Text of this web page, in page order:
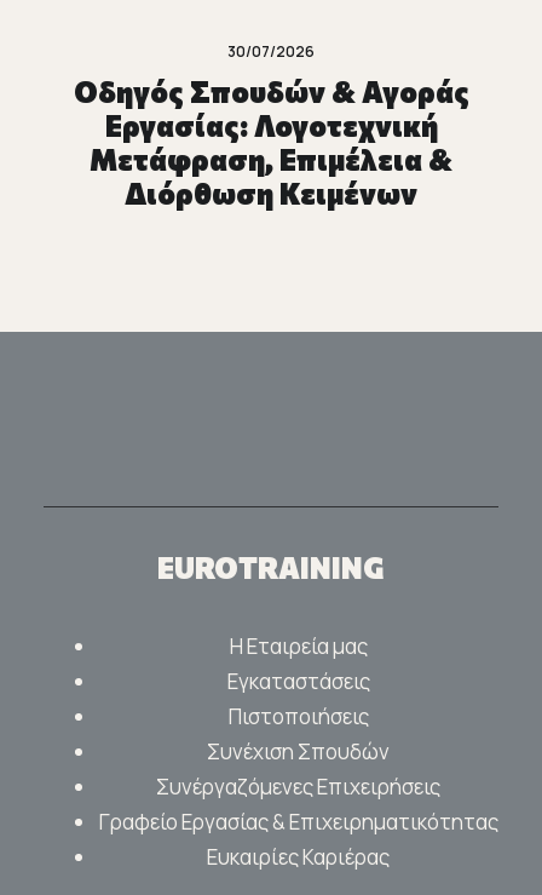
30/07/2026
Οδηγός Σπουδών & Αγοράς
Εργασίας: Λογοτεχνική
Μετάφραση, Επιμέλεια &
Διόρθωση Κειμένων
EUROTRAINING
Η Εταιρεία μας
Εγκαταστάσεις
Πιστοποιήσεις
Συνέχιση Σπουδών
Συνέργαζόμενες Επιχειρήσεις
Γραφείο Εργασίας & Επιχειρηματικότητας
Ευκαιρίες Καριέρας